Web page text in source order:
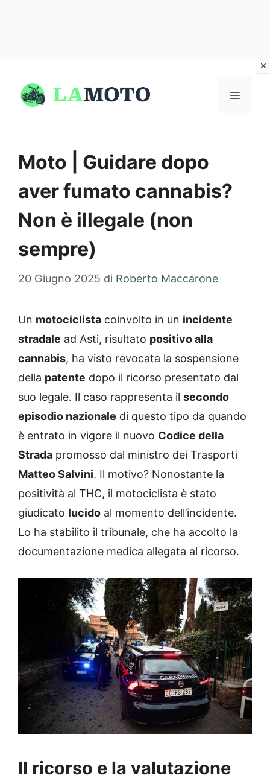
contenuto
MENU
Moto | Guidare dopo
aver fumato cannabis?
Non è illegale (non
sempre)
20 Giugno 2025 di Roberto Maccarone
Un motociclista coinvolto in un incidente
stradale ad Asti, risultato positivo alla
cannabis, ha visto revocata la sospensione
della patente dopo il ricorso presentato dal
suo legale. Il caso rappresenta il secondo
episodio nazionale di questo tipo da quando
è entrato in vigore il nuovo Codice della
Strada promosso dal ministro dei Trasporti
Matteo Salvini. Il motivo? Nonostante la
positività al THC, il motociclista è stato
giudicato lucido al momento dell’incidente.
Lo ha stabilito il tribunale, che ha accolto la
documentazione medica allegata al ricorso.
Il ricorso e la valutazione